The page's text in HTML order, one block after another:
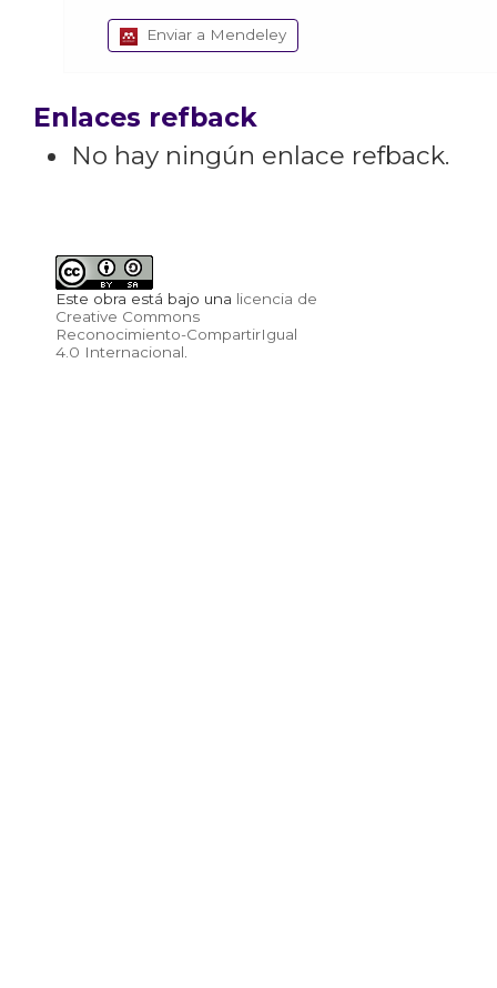
Enviar a Mendeley
Enlaces refback
No hay ningún enlace refback.
Este obra está bajo una licencia de
Creative Commons
Reconocimiento-CompartirIgual
4.0 Internacional